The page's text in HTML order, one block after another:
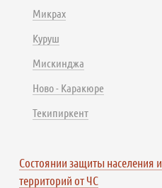
Микрах
Куруш
Мискинджа
Ново - Каракюре
Текипиркент
Состоянии защиты населения и
территорий от ЧС